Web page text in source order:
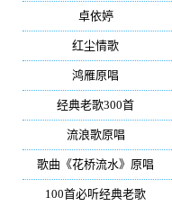
卓依婷(350)
红尘情歌
鸿雁原唱
经典老歌300首
流浪歌原唱
歌曲《花桥流水》原唱
100首必听经典老歌